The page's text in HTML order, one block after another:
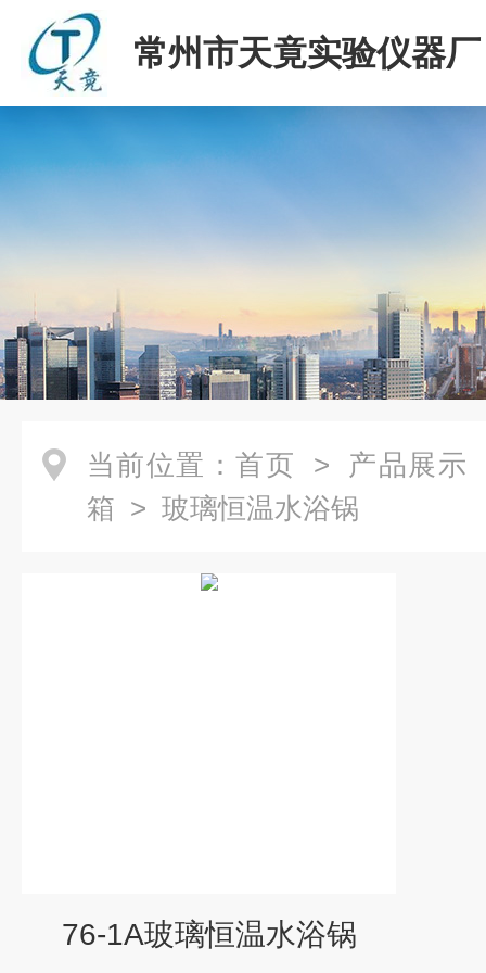
常州市天竟实验仪器厂
当前位置： 首页 > 产品展示
箱 > 玻璃恒温水浴锅
76-1A玻璃恒温水浴锅